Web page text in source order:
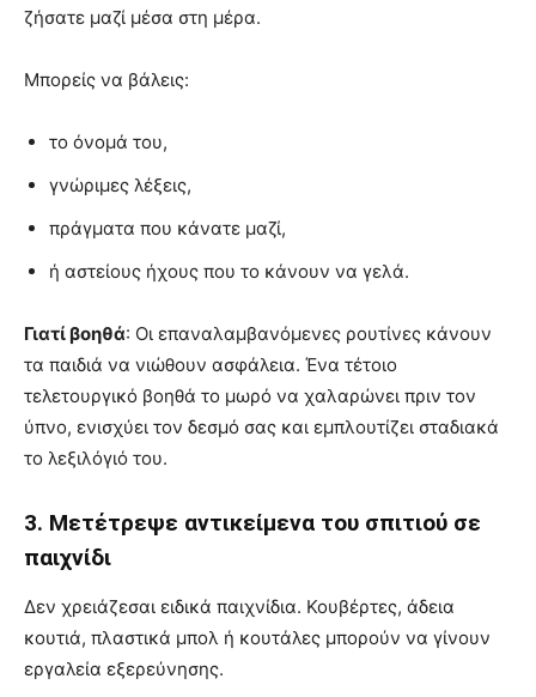
ζήσατε μαζί μέσα στη μέρα.
Μπορείς να βάλεις:
το όνομά του,
γνώριμες λέξεις,
πράγματα που κάνατε μαζί,
ή αστείους ήχους που το κάνουν να γελά.
Γιατί βοηθά: Οι επαναλαμβανόμενες ρουτίνες κάνουν
τα παιδιά να νιώθουν ασφάλεια. Ένα τέτοιο
τελετουργικό βοηθά το μωρό να χαλαρώνει πριν τον
ύπνο, ενισχύει τον δεσμό σας και εμπλουτίζει σταδιακά
το λεξιλόγιό του.
3. Μετέτρεψε αντικείμενα του σπιτιού σε
παιχνίδι
Δεν χρειάζεσαι ειδικά παιχνίδια. Κουβέρτες, άδεια
κουτιά, πλαστικά μπολ ή κουτάλες μπορούν να γίνουν
εργαλεία εξερεύνησης.